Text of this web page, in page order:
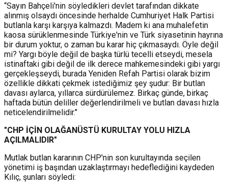
“Sayın Bahçeli'nin söyledikleri devlet tarafından dikkate
alınmış olsaydı öncesinde herhalde Cumhuriyet Halk Partisi
butlanla karşı karşıya kalmazdı. Madem ki ana muhalefetin
kaosa sürüklenmesinde Türkiye'nin ve Türk siyasetinin hayrına
bir durum yoktur, o zaman bu karar hiç çıkmasaydı. Öyle değil
mi? Yargı böyle değil de başka türlü tecelli etseydi, mesela
istinaftaki gibi değil de ilk derece mahkemesindeki gibi yargı
gerçekleşseydi, burada Yeniden Refah Partisi olarak bizim
özellikle dikkati çekmek istediğimiz şey şudur: Bir butlan
davası aylarca, yıllarca sürdürülemez. Birkaç günde, birkaç
haftada bütün deliller değerlendirilmeli ve butlan davası hızla
neticelendirilmelidir."
"CHP İÇİN OLAĞANÜSTÜ KURULTAY YOLU HIZLA
AÇILMALIDIR"
Mutlak butlan kararının CHP'nin son kurultayında seçilen
yönetimi iş başından uzaklaştırmayı hedeflediğini kaydeden
Kılıç, şunları söyledi: